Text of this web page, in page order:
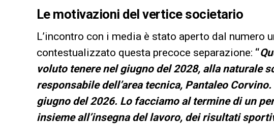
Le motivazioni del vertice societario
L’incontro con i media è stato aperto dal numero
contestualizzato questa precoce separazione: “
voluto tenere nel giugno del 2028, alla naturale
responsabile dell’area tecnica, Pantaleo
giugno del 2026. Lo facciamo al termine di un
insieme all’insegna del lavoro, dei risultati